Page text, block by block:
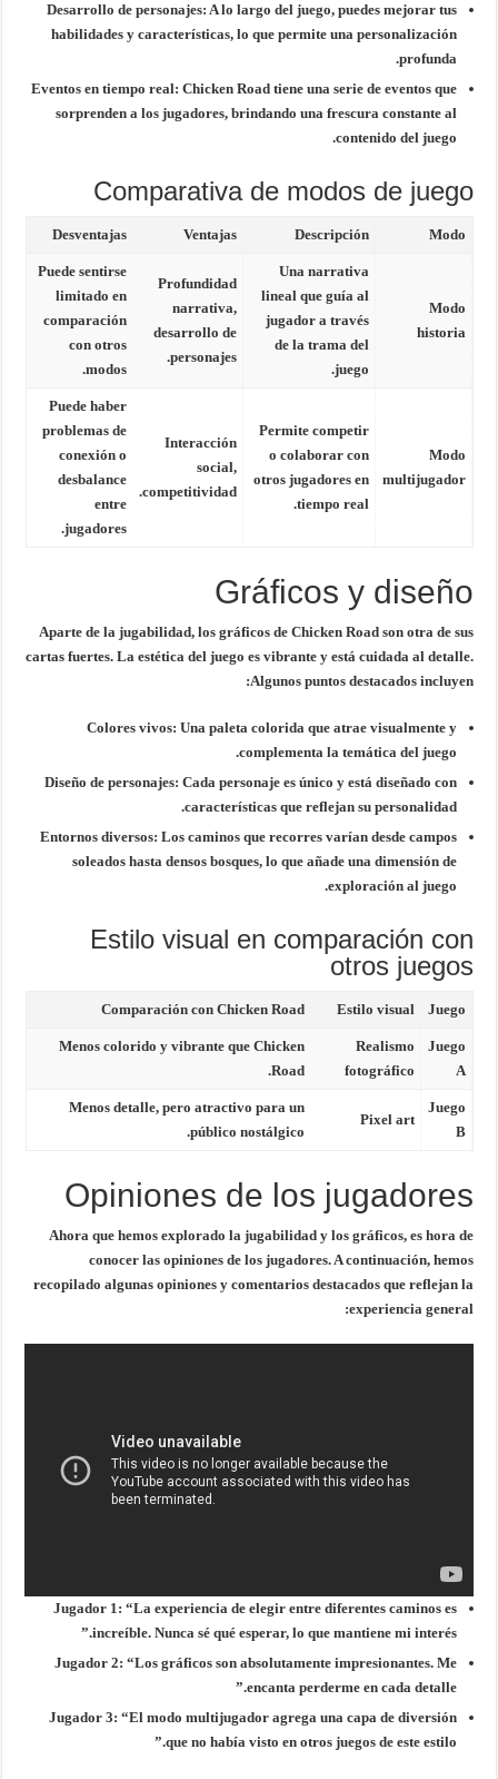
Desarrollo de personajes: A lo largo del juego, puedes mejorar tus
habilidades y características, lo que permite una personalización
profunda.
Eventos en tiempo real: Chicken Road tiene una serie de eventos que
sorprenden a los jugadores, brindando una frescura constante al
contenido del juego.
Comparativa de modos de juego
Modo
Descripción
Ventajas
Desventajas
Modo
historia
Una narrativa
lineal que guía al
jugador a través
de la trama del
juego.
Profundidad
narrativa,
desarrollo de
personajes.
Puede sentirse
limitado en
comparación
con otros
modos.
Modo
multijugador
Permite competir
o colaborar con
otros jugadores en
tiempo real.
Interacción
social,
competitividad.
Puede haber
problemas de
conexión o
desbalance
entre
jugadores.
Gráficos y diseño
Aparte de la jugabilidad, los gráficos de Chicken Roadson otra de sus
cartas fuertes. La estética del juego es vibrante y está cuidada al detalle.
Algunos puntos destacados incluyen:
Colores vivos: Una paleta colorida que atrae visualmente y
complementa la temática del juego.
Diseño de personajes: Cada personaje es único y está diseñado con
características que reflejan su personalidad.
Entornos diversos: Los caminos que recorres varían desde campos
soleados hasta densos bosques, lo que añade una dimensión de
exploración al juego.
Estilo visual en comparación con
otros juegos
Juego
Estilo visual
Comparación con Chicken Road
Juego
A
Realismo
fotográfico
Menos colorido y vibrante que Chicken
Road.
Juego
B
Pixel art
Menos detalle, pero atractivo para un
público nostálgico.
Opiniones de los jugadores
Ahora que hemos explorado la jugabilidad y los gráficos, es hora de
conocer las opiniones de los jugadores. A continuación, hemos
recopilado algunas opiniones y comentarios destacados que reflejan la
experiencia general:
Jugador 1: “La experiencia de elegir entre diferentes caminos es
increíble. Nunca sé qué esperar, lo que mantiene mi interés.”
Jugador 2: “Los gráficos son absolutamente impresionantes. Me
encanta perderme en cada detalle.”
Jugador 3: “El modo multijugador agrega una capa de diversión
que no había visto en otros juegos de este estilo.”